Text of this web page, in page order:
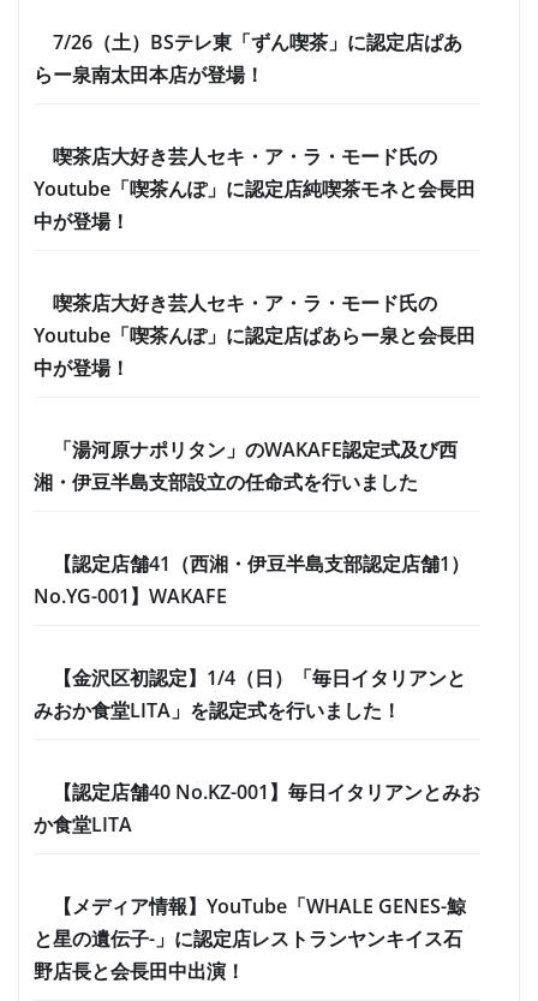
7/26（土）BSテレ東「ずん喫茶」に認定店ぱあ
らー泉南太田本店が登場！
喫茶店大好き芸人セキ・ア・ラ・モード氏の
Youtube「喫茶んぽ」に認定店純喫茶モネと会長田
中が登場！
喫茶店大好き芸人セキ・ア・ラ・モード氏の
Youtube「喫茶んぽ」に認定店ぱあらー泉と会長田
中が登場！
「湯河原ナポリタン」のWAKAFE認定式及び西
湘・伊豆半島支部設立の任命式を行いました
【認定店舗41（西湘・伊豆半島支部認定店舗1）
No.YG-001】WAKAFE
【金沢区初認定】1/4（日）「毎日イタリアンと
みおか食堂LITA」を認定式を行いました！
【認定店舗40 No.KZ-001】毎日イタリアンとみお
か食堂LITA
【メディア情報】YouTube「WHALE GENES-鯨
と星の遺伝子-」に認定店レストランヤンキイス石
野店長と会長田中出演！